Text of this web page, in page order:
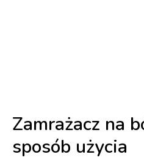
Zamrażacz na
sposób użycia